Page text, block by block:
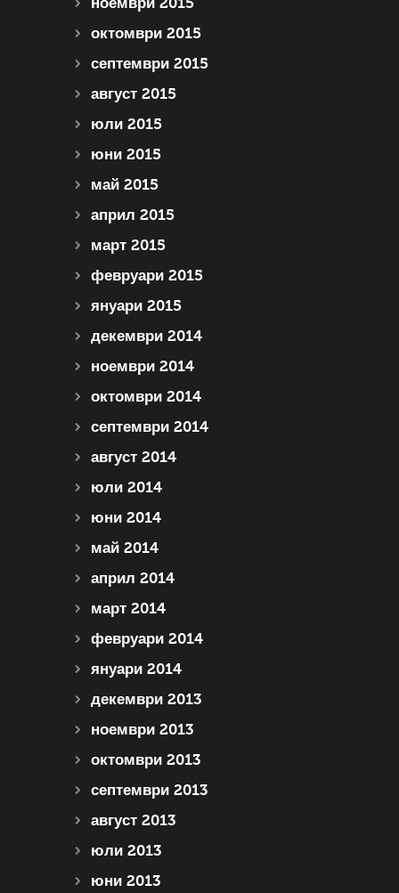
октомври 2015
септември 2015
август 2015
юли 2015
юни 2015
май 2015
април 2015
март 2015
февруари 2015
януари 2015
декември 2014
ноември 2014
октомври 2014
септември 2014
август 2014
юли 2014
юни 2014
май 2014
април 2014
март 2014
февруари 2014
януари 2014
декември 2013
ноември 2013
октомври 2013
септември 2013
август 2013
юли 2013
юни 2013